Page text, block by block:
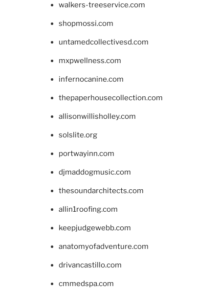
walkers-treeservice.com
shopmossi.com
untamedcollectivesd.com
mxpwellness.com
infernocanine.com
thepaperhousecollection.com
allisonwillisholley.com
solslite.org
portwayinn.com
djmaddogmusic.com
thesoundarchitects.com
allin1roofing.com
keepjudgewebb.com
anatomyofadventure.com
drivancastillo.com
cmmedspa.com